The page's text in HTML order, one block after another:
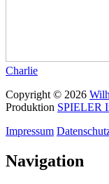
Charlie
Copyright © 2026
Produktion SPIELER
Impressum
Navigation